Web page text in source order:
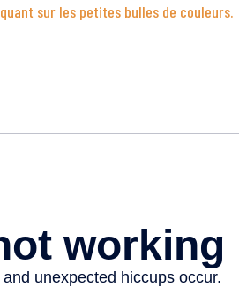
sur les petites bulles de couleurs.